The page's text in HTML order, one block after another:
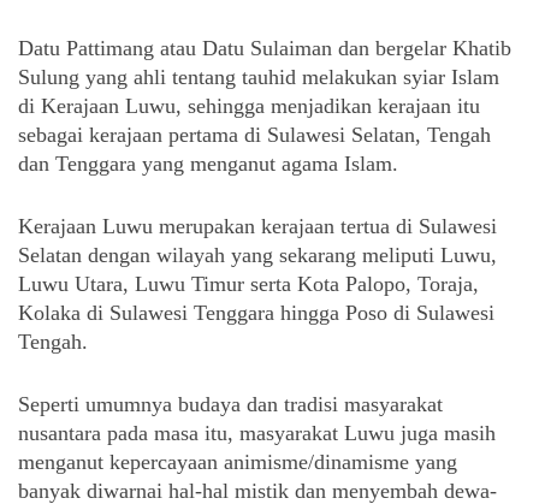
Datu Pattimang atau Datu Sulaiman dan bergelar Khatib
Sulung yang ahli tentang tauhid melakukan syiar Islam
di Kerajaan Luwu, sehingga menjadikan kerajaan itu
sebagai kerajaan pertama di Sulawesi Selatan, Tengah
dan Tenggara yang menganut agama Islam.
Kerajaan Luwu merupakan kerajaan tertua di Sulawesi
Selatan dengan wilayah yang sekarang meliputi Luwu,
Luwu Utara, Luwu Timur serta Kota Palopo, Toraja,
Kolaka di Sulawesi Tenggara hingga Poso di Sulawesi
Tengah.
Seperti umumnya budaya dan tradisi masyarakat
nusantara pada masa itu, masyarakat Luwu juga masih
menganut kepercayaan animisme/dinamisme yang
banyak diwarnai hal-hal mistik dan menyembah dewa-